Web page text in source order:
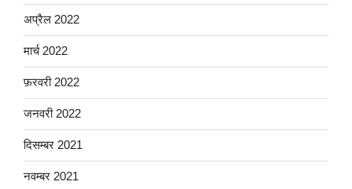
अप्रैल 2022
मार्च 2022
फ़रवरी 2022
जनवरी 2022
दिसम्बर 2021
नवम्बर 2021